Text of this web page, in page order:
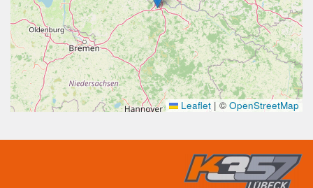
Leaflet | © OpenStreetMap